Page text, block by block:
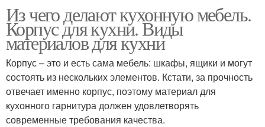
Из чего делают кухонную мебель.
Корпус для кухни. Виды
материалов для кухни
Корпус – это и есть сама мебель: шкафы, ящики и могут
состоять из нескольких элементов. Кстати, за прочность
отвечает именно корпус, поэтому материал для
кухонного гарнитура должен удовлетворять
современные требования качества.